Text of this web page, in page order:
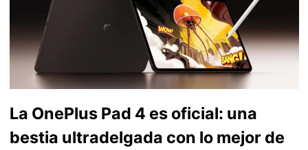
La OnePlus Pad 4 es oficial: una
bestia ultradelgada con lo mejor de